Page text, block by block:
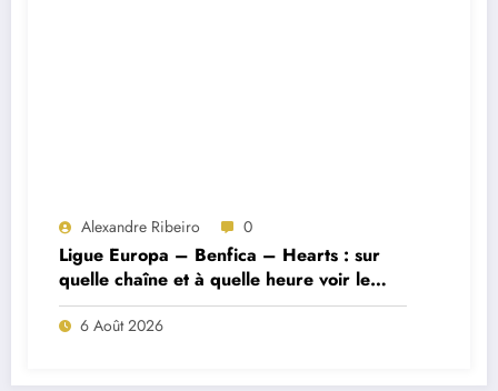
Alexandre Ribeiro 0
Ligue Europa – Benfica – Hearts : sur
quelle chaîne et à quelle heure voir le
match ?
6 Août 2026